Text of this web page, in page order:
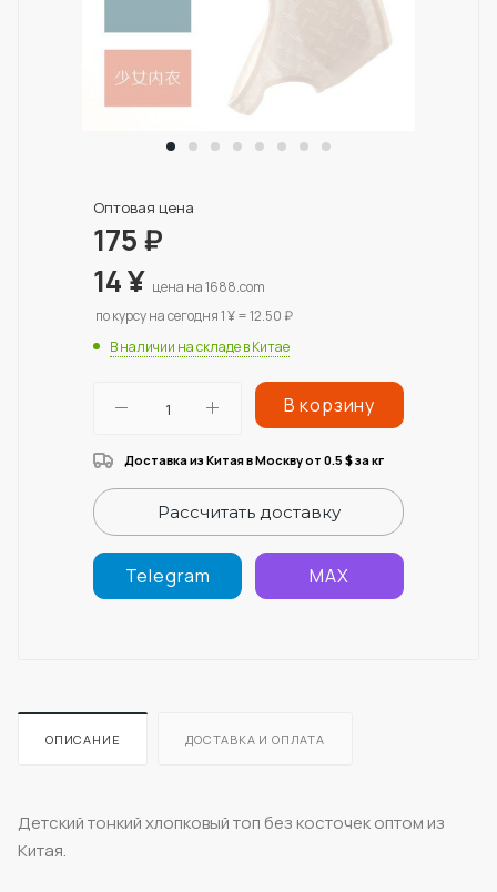
Оптовая цена
175₽
14¥ цена на 1688.com
по курсу на сегодня 1 ¥ = 12.50 ₽
В наличии на складе в Китае
В корзину
Доставка из Китая в Москву от 0.5 $за кг
Рассчитать доставку
Telegram MAX
ОПИСАНИЕ ДОСТАВКА И ОПЛАТА
Детский тонкий хлопковый топ без косточек оптом из
Китая.